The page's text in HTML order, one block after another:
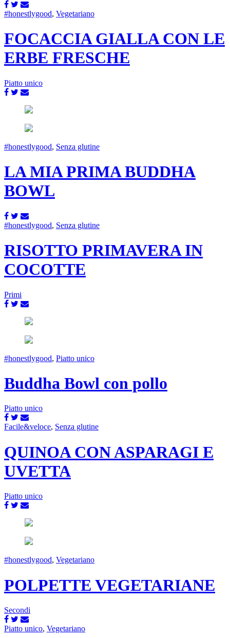
#honestlygood, Vegetariano
FOCACCIA GIALLA CON LE
ERBE FRESCHE
Piatto unico
#honestlygood, Senza glutine
LA MIA PRIMA BUDDHA
BOWL
#honestlygood, Senza glutine
RISOTTO PRIMAVERA IN
COCOTTE
Primi
#honestlygood, Piatto unico
Buddha Bowl con pollo
Piatto unico
Facile&veloce, Senza glutine
QUINOA CON ASPARAGI E
UVETTA
Piatto unico
#honestlygood, Vegetariano
POLPETTE VEGETARIANE
Secondi
Piatto unico, Vegetariano